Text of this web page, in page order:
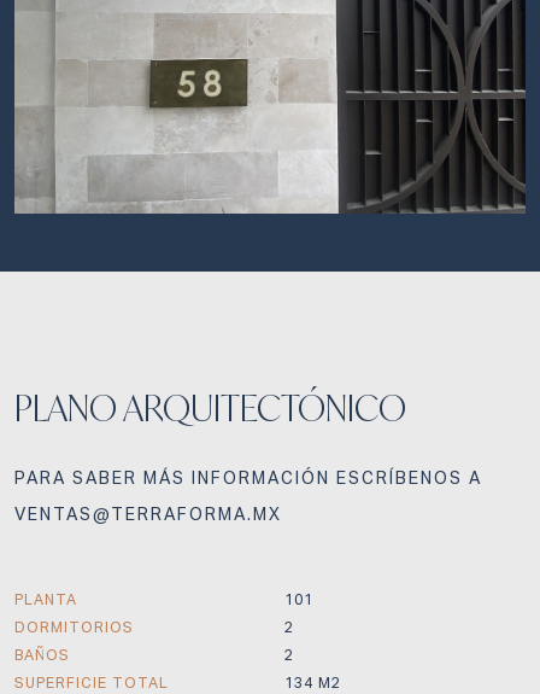
PLANO ARQUITECTÓNICO
PARA SABER MÁS INFORMACIÓN ESCRÍBENOS A
VENTAS@TERRAFORMA.MX
PLANTA
DORMITORIOS
BAÑOS
SUPERFICIE TOTAL
101
2
2
134 M2